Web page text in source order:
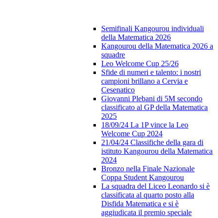
Semifinali Kangourou individuali
della Matematica 2026
Kangourou della Matematica 2026 a
squadre
Leo Welcome Cup 25/26
Sfide di numeri e talento: i nostri
campioni brillano a Cervia e
Cesenatico
Giovanni Plebani di 5M secondo
classificato al GP della Matematica
2025
18/09/24 La 1P vince la Leo
Welcome Cup 2024
21/04/24 Classifiche della gara di
istituto Kangourou della Matematica
2024
Bronzo nella Finale Nazionale
Coppa Student Kangourou
La squadra del Liceo Leonardo si è
classificata al quarto posto alla
Disfida Matematica e si è
aggiudicata il premio speciale